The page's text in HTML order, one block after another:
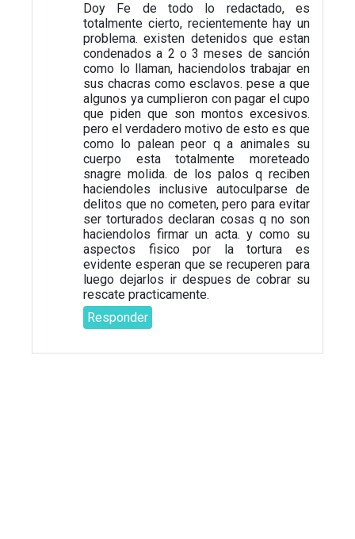
Doy Fe de todo lo redactado, es
totalmente cierto, recientemente hay un
problema. existen detenidos que estan
condenados a 2 o 3 meses de sanción
como lo llaman, haciendolos trabajar en
sus chacras como esclavos. pese a que
algunos ya cumplieron con pagar el cupo
que piden que son montos excesivos.
pero el verdadero motivo de esto es que
como lo palean peor q a animales su
cuerpo esta totalmente moreteado
snagre molida. de los palos q reciben
haciendoles inclusive autoculparse de
delitos que no cometen, pero para evitar
ser torturados declaran cosas q no son
haciendolos firmar un acta. y como su
aspectos fisico por la tortura es
evidente esperan que se recuperen para
luego dejarlos ir despues de cobrar su
rescate practicamente.
Responder